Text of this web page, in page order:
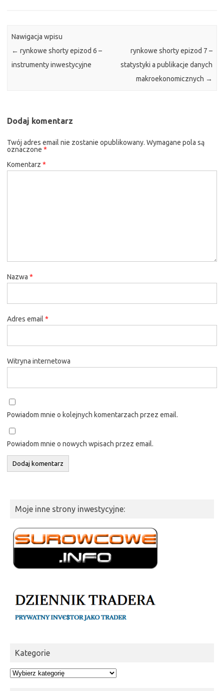
Nawigacja wpisu
← rynkowe shorty epizod 6 –
instrumenty inwestycyjne
rynkowe shorty epizod 7 –
statystyki a publikacje danych
makroekonomicznych →
Dodaj komentarz
Twój adres email nie zostanie opublikowany. Wymagane pola są
oznaczone *
Komentarz *
Nazwa *
Adres email *
Witryna internetowa
Powiadom mnie o kolejnych komentarzach przez email.
Powiadom mnie o nowych wpisach przez email.
Moje inne strony inwestycyjne:
Kategorie
Kategorie